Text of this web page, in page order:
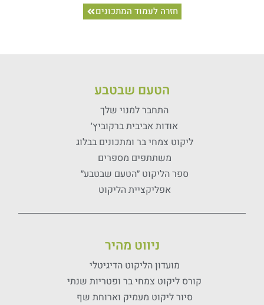
חזרה לעמוד המתכונים
הטעם שבטבע
התחבר למנוי שלך
אודות אביבית ברקוביץ׳
ליקוט צמחי בר ומתכונים בבלוג
משתתפים מספרים
ספר הליקוט ״הטעם שבטבע״
אפליקציית הליקוט
ניווט מהיר
מועדון הליקוט הדיגיטלי
קורס ליקוט צמחי בר ופטריות שנתי
סיור ליקוט מעמיק וארוחת שף